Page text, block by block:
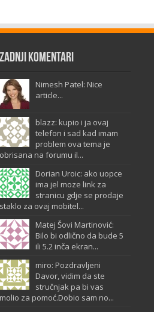
Zadnji komentari
Nimesh Patel: Nice
article...
blazz: kupio i ja ovaj
telefon i sad kad imam
problem ova tema je
obrisana na forumu il...
Dorian Uroic: ako uopce
ima jel moze link za
stranicu gdje se prodaje
staklo za ovaj mobitel...
Matej Šovi Martinović:
Bilo bi odlično da bude 5
ili 5.2 inča ekran...
miro: Pozdravljeni
Davor, vidim da ste
stručnjak pa bi vas
molio za pomoć.Dobio sam no...